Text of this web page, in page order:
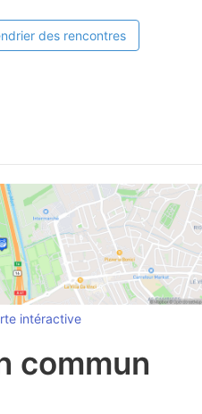
des rencontres
intéractive
commun